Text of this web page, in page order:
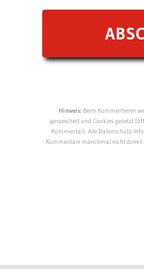
Hinweis:Beim Kommentieren
gespeichert und Cookies gesetzt
Kommentar). Alle Datenschutz-
Kommentare manchmal nicht direkt